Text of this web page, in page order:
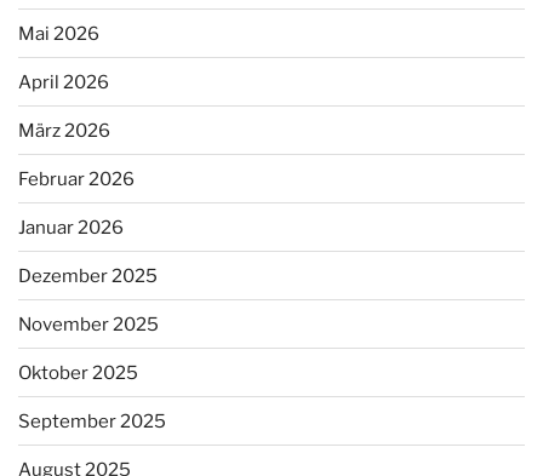
Mai 2026
April 2026
März 2026
Februar 2026
Januar 2026
Dezember 2025
November 2025
Oktober 2025
September 2025
August 2025